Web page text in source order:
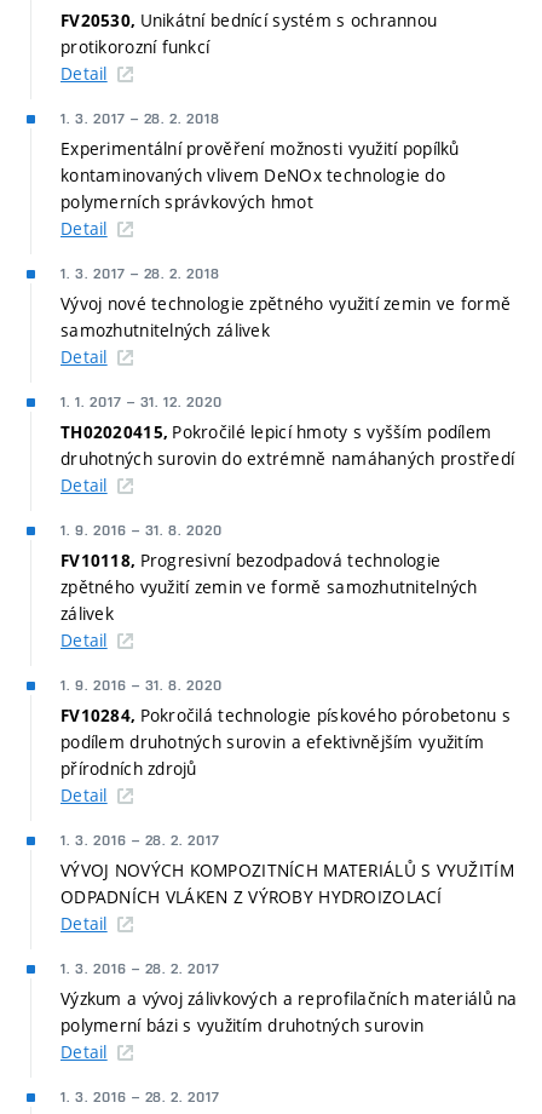
FV20530, Unikátní bednící systém s ochrannou
protikorozní funkcí
Detail
1. 3. 2017 – 28. 2. 2018
Experimentální prověření možnosti využití popílků
kontaminovaných vlivem DeNOx technologie do
polymerních správkových hmot
Detail
1. 3. 2017 – 28. 2. 2018
Vývoj nové technologie zpětného využití zemin ve formě
samozhutnitelných zálivek
Detail
1. 1. 2017 – 31. 12. 2020
TH02020415, Pokročilé lepicí hmoty s vyšším podílem
druhotných surovin do extrémně namáhaných prostředí
Detail
1. 9. 2016 – 31. 8. 2020
FV10118, Progresivní bezodpadová technologie
zpětného využití zemin ve formě samozhutnitelných
zálivek
Detail
1. 9. 2016 – 31. 8. 2020
FV10284, Pokročilá technologie pískového pórobetonu s
podílem druhotných surovin a efektivnějším využitím
přírodních zdrojů
Detail
1. 3. 2016 – 28. 2. 2017
VÝVOJ NOVÝCH KOMPOZITNÍCH MATERIÁLŮ S VYUŽITÍM
ODPADNÍCH VLÁKEN Z VÝROBY HYDROIZOLACÍ
Detail
1. 3. 2016 – 28. 2. 2017
Výzkum a vývoj zálivkových a reprofilačních materiálů na
polymerní bázi s využitím druhotných surovin
Detail
1. 3. 2016 – 28. 2. 2017